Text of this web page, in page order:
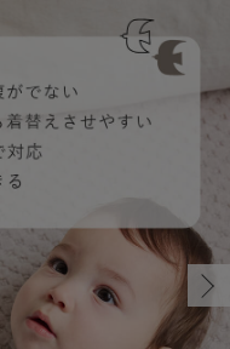
送料無料アイテム全て
トップス
パジャマ
ブラキャミ おまとめ
MAX55%OFF ブラック
【37周年祭セール】
【37周年祭セール】
【37周年祭セール】
気温差別オススメア
【15℃】3月下旬～
【〜10℃】3月中旬
動きやすく着回しで
涼しくて可愛い「ワ
強撚スムース(コス
マタニティウェア
【おまとめ割】パジ
こだわりの履き心地
デニム
ジャケット派
きれいめトップス派
きれいめ美脚パンツ派
ツィード派
王道シンプル派
出産準備応援割全て
マタニティパジャマ
マタニティインナー
【オフィスカジュア
【オフィスカジュア
レギンスタイプ
パンツタイプ
【フォーマル】ワン
【フォーマル】ボト
【ベビー】長袖
【ベビー】半袖
2WAYオール
セット
快適ウェア10%OFF
快適ウェア10%OFF
春のマタニティワン
セットアップ・ レイ
Aライン ・フレアワ
ジャンパースカート/
ワーク・オフィス
Gift Selection 出産
〜3,000円（税込）
〜5,000円（税込）
10,001円（税込）〜
女の子におススメの
男の子におススメの
冬の冷え対策インナ
薄くてあったか
綿混素材
保温&リカバリー
レギンス・タイツ
カップ付きインナー
入院準備の持ち物チ
入院してすぐ使うグ
赤ちゃんへ使うもの
冬のあったか特集全て
【冬のあったか特集
【冬のあったか特集
【冬のあったか特集